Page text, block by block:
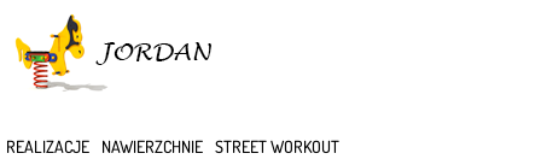
REALIZACJE NAWIERZCHNIE STREET WORKOUT